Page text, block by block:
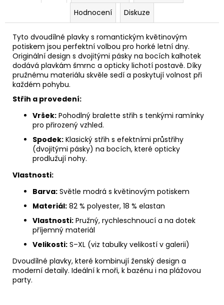
Hodnocení
Diskuze
Tyto dvoudílné plavky s romantickým květinovým
potiskem jsou perfektní volbou pro horké letní dny.
Originální design s dvojitými pásky na bocích kalhotek
dodává plavkám šmrnc a opticky lichotí postavě. Díky
pružnému materiálu skvěle sedí a poskytují volnost při
každém pohybu.
Střih a provedení:
Vršek: Pohodlný bralette střih s tenkými ramínky
pro přirozený vzhled.
Spodek: Klasický střih s efektními průstřihy
(dvojitými pásky) na bocích, které opticky
prodlužují nohy.
Vlastnosti:
Barva: Světle modrá s květinovým potiskem
Materiál: 82 % polyester, 18 % elastan
Vlastnosti: Pružný, rychleschnoucí a na dotek
příjemný materiál
Velikosti: S–XL (viz tabulky velikostí v galerii)
Dvoudílné plavky, které kombinují ženský design a
moderní detaily. Ideální k moři, k bazénu i na plážovou
party.